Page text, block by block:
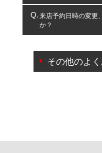
複数サービスのご予
一部の商品・サービスの
出来ないものもございま
来店予約日時の変更
か？
ご来店予約日の3営
の日時変更につきま
その他のよ